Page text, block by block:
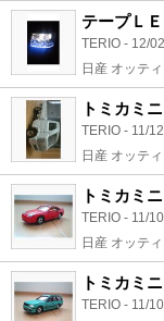
テープＬ
TERIO - 12/
日産 オッティ
トミカミ
TERIO - 11/
日産 オッティ
トミカミ
TERIO - 11/
日産 オッティ
トミカミ
TERIO - 11/